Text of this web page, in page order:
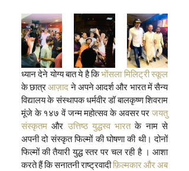
ध्यान देने योग्य बात ये है कि भोंसला मिलिट्री स्कूल
के छात्र आज़ाद ने अपने आदर्श और भारत में सैन्य
विद्यालय के संस्थापक धर्मवीर डॉ बालकृष्ण शिवराम
मूंजे के १४७ वें जन्म महोत्सव के अवसर पर जयतु
संस्कृतम और उत्तिष्ठ युद्धस्व भारत के नाम से
अपनी दो संस्कृत फिल्मों की घोषणा की थी। दोनों
फिल्मों की तैयारी युद्ध स्तर पर चल रही है । आशा
करते हैं कि सनातनी राष्ट्रवादी फ़िल्मकार और अब